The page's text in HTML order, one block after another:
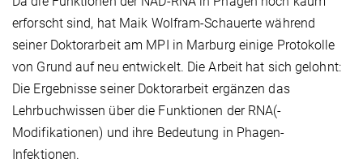
erforscht sind, hat Maik Wolfram-Schauerte während
seiner Doktorarbeit am MPI in Marburg einige Protokolle
von Grund auf neu entwickelt. Die Arbeit hat sich gelohnt:
Die Ergebnisse seiner Doktorarbeit ergänzen das
Lehrbuchwissen über die Funktionen der RNA(-
Modifikationen) und ihre Bedeutung in Phagen-
Infektionen.